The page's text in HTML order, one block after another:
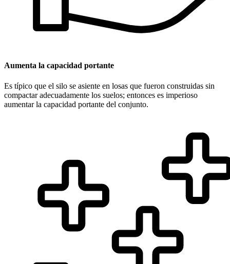
Aumenta la capacidad portante
Es típico que el silo se asiente en losas que fueron construidas sin
compactar adecuadamente los suelos; entonces es imperioso
aumentar la capacidad portante del conjunto.